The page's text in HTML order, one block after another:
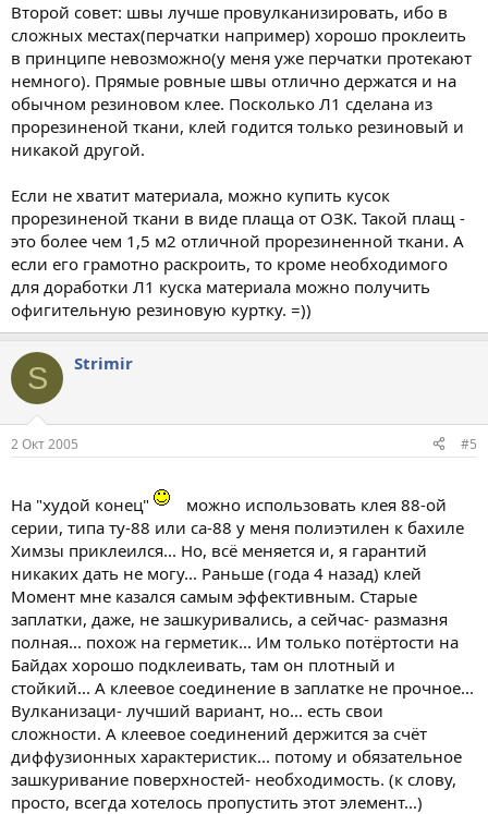
Второй совет: швы лучше провулканизировать, ибо в
сложных местах(перчатки например) хорошо проклеить
в принципе невозможно(у меня уже перчатки протекают
немного). Прямые ровные швы отлично держатся и на
обычном резиновом клее. Посколько Л1 сделана из
прорезиненой ткани, клей годится только резиновый и
никакой другой.
Если не хватит материала, можно купить кусок
прорезиненой ткани в виде плаща от ОЗК. Такой плащ -
это более чем 1,5 м2 отличной прорезиненной ткани. А
если его грамотно раскроить, то кроме необходимого
для доработки Л1 куска материала можно получить
офигительную резиновую куртку. =))
S Strimir
2 Окт 2005 #5
На "худой конец"
можно использовать клея 88-ой
серии, типа ту-88 или са-88 у меня полиэтилен к бахиле
Химзы приклеился... Но, всё меняется и, я гарантий
никаких дать не могу... Раньше (года 4 назад) клей
Момент мне казался самым эффективным. Старые
заплатки, даже, не зашкуривались, а сейчас- размазня
полная... похож на герметик... Им только потёртости на
Байдах хорошо подклеивать, там он плотный и
стойкий... А клеевое соединение в заплатке не прочное...
Вулканизаци- лучший вариант, но... есть свои
сложности. А клеевое соединений держится за счёт
диффузионных характеристик... потому и обязательное
зашкуривание поверхностей- необходимость. (к слову,
просто, всегда хотелось пропустить этот элемент...)